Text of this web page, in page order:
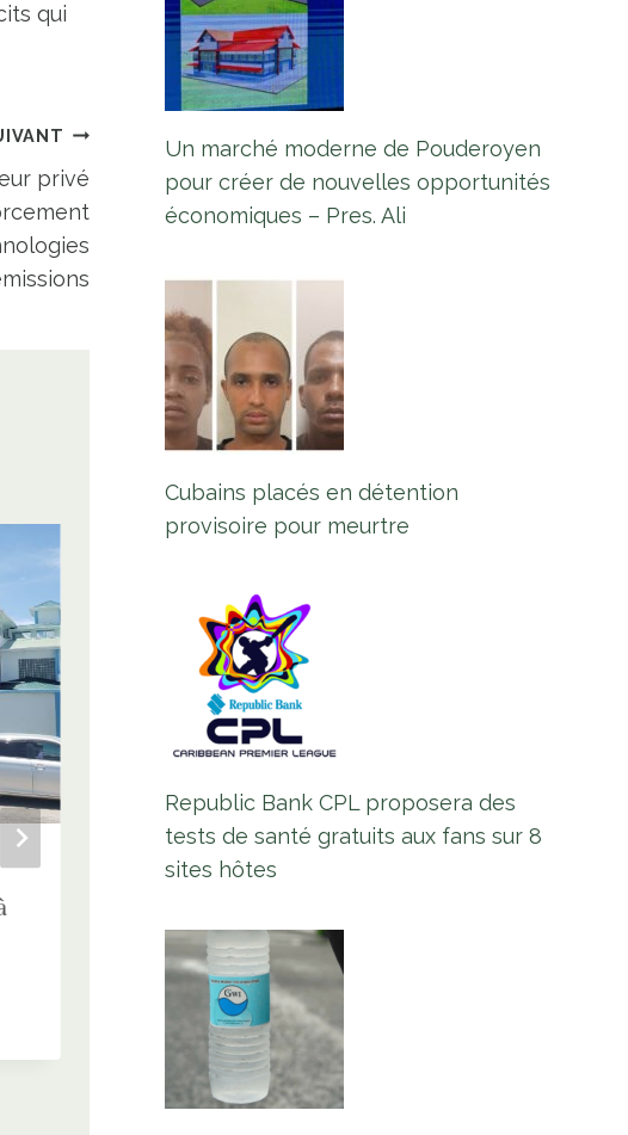
qui
privé
Le ministre des Finances
que le gouvernement intensifie les
préparatifs du budget 2026
L'équipe Europe Guyane
Un marché moderne de Pouderoyen
pour créer de nouvelles opportunités
économiques – Pres. Ali
Cubains placés en détention
provisoire pour meurtre
Republic Bank CPL proposera des
tests de santé gratuits aux fans sur 8
sites hôtes